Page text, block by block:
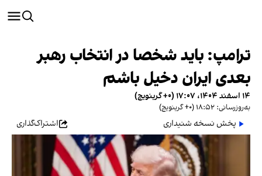
‫ترامپ: باید شخصا در انتخاب رهبر
بعدی ایران دخیل باشم
۱۴ اسفند ۱۴۰۴، ۱۷:۰۷ (‎+۰ گرینویچ)
به‌روزرسانی: ۱۸:۵۲ (‎+۰ گرینویچ)
پخش نسخه شنیداری اشتراک‌گذاری